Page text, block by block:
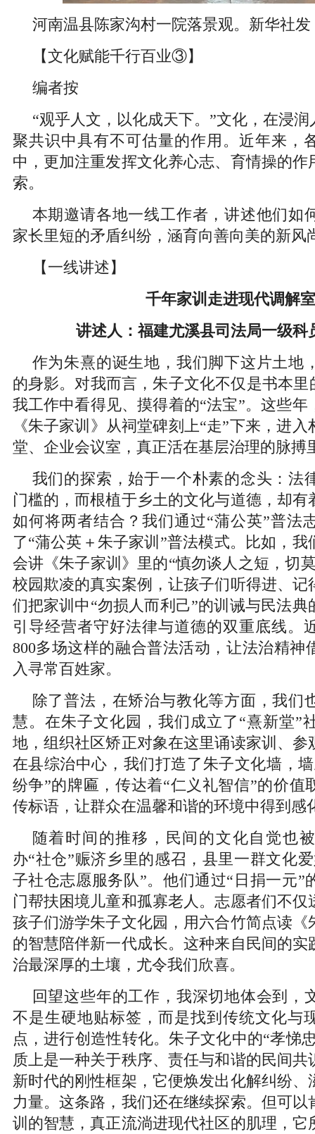
河南温县陈家沟村一院落景观。新华社发
【文化赋能千行百业③】
编者按
“观乎人文，以化成天下。”文化，在浸
聚共识中具有不可估量的作用。近年来，
中，更加注重发挥文化养心志、育情操的作
索。
本期邀请各地一线工作者，讲述他们如
家长里短的矛盾纠纷，涵育向善向美的新风
【一线讲述】
千年家训走进现代调解室
讲述人：福建尤溪县司法局一级
作为朱熹的诞生地，我们脚下这片土地
的身影。对我而言，朱子文化不仅是书本里
我工作中看得见、摸得着的“法宝”。这些年
《朱子家训》从祠堂碑刻上“走”下来，进
堂、企业会议室，真正活在基层治理的脉搏
我们的探索，始于一个朴素的念头：法
门槛的，而根植于乡土的文化与道德，却有
如何将两者结合？我们通过“蒲公英”普法
了“蒲公英＋朱子家训”普法模式。比如，
会讲《朱子家训》里的“慎勿谈人之短，切
校园欺凌的真实案例，让孩子们听得进、记
们把家训中“勿损人而利己”的训诫与民法典
引导经营者守好法律与道德的双重底线。
800多场这样的融合普法活动，让法治精神
入寻常百姓家。
除了普法，在矫治与教化等方面，我们
慧。在朱子文化园，我们成立了“熹新堂”
地，组织社区矫正对象在这里诵读家训、参
在县综治中心，我们打造了朱子文化墙，
纷争”的牌匾，传达着“仁义礼智信”的价值
传标语，让群众在温馨和谐的环境中得到感
随着时间的推移，民间的文化自觉也
办“社仓”赈济乡里的感召，县里一群文化
子社仓志愿服务队”。他们通过“日捐一元”
门帮扶困境儿童和孤寡老人。志愿者们不仅
孩子们游学朱子文化园，用六合竹简点读《
的智慧陪伴新一代成长。这种来自民间的实
治最深厚的土壤，尤令我们欣喜。
回望这些年的工作，我深切地体会到，
不是生硬地贴标签，而是找到传统文化与
点，进行创造性转化。朱子文化中的“孝悌
质上是一种关于秩序、责任与和谐的民间共
新时代的刚性框架，它便焕发出化解纠纷、
力量。这条路，我们还在继续探索。但可以
训的智慧，真正流淌进现代社区的肌理，它